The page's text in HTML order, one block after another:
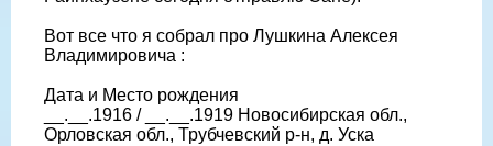
Вот все что я собрал про Лушкина Алексея
Владимировича :
Дата и Место рождения
__.__.1916 / __.__.1919 Новосибирская обл.,
Орловская обл., Трубчевский р-н, д. Уска